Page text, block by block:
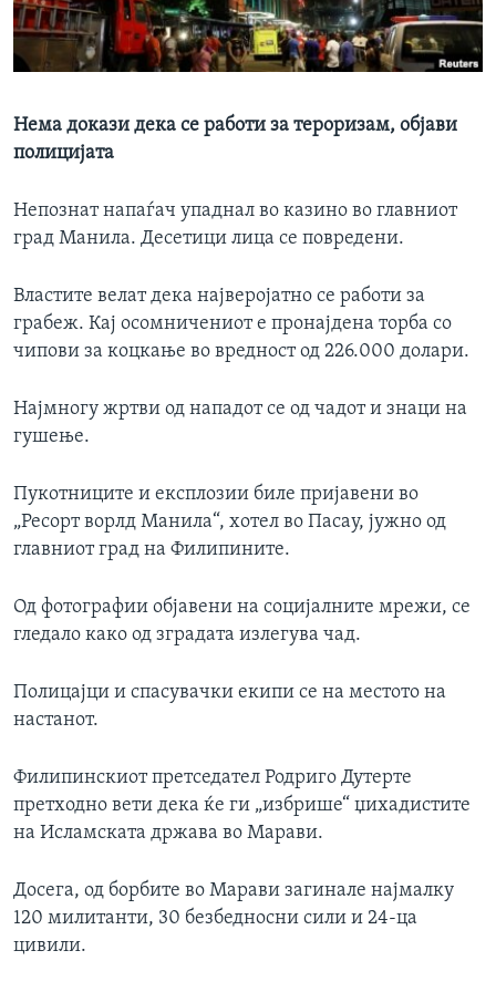
ИНТЕРВЈУА
Јазици
Нема докази дека се работи за тероризам, објави
полицијата
Непознат напаѓач упаднал во казино во главниот
град Манила. Десетици лица се повредени.
Властите велат дека најверојатно се работи за
грабеж. Кај осомничениот е пронајдена торба со
чипови за коцкање во вредност од 226.000 долари.
Најмногу жртви од нападот се од чадот и знаци на
гушење.
Пукотниците и експлозии биле пријавени во
„Ресорт ворлд Манила“, хотел во Пасау, јужно од
главниот град на Филипините.
Од фотографии објавени на социјалните мрежи, се
гледало како од зградата излегува чад.
Полицајци и спасувачки екипи се на местото на
настанот.
Филипинскиот претседател Родриго Дутерте
претходно вети дека ќе ги „избрише“ џихадистите
на Исламската држава во Maрави.
Досега, од борбите во Maрави загинале најмалку
120 милитанти, 30 безбедносни сили и 24-ца
цивили.